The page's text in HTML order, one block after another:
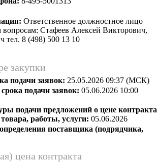
Ответственное должностное лицо
вопросам: Стафеев Алексей Викторович,
тел. 8 (498) 500 13 10
закупки
подачи заявок: 25.05.2026 09:37 (МСК)
подачи заявок: 05.06.2026 10:00
подачи предложений о цене контракта
работы, услуги: 05.06.2026
поставщика (подрядчика,
цена контракта